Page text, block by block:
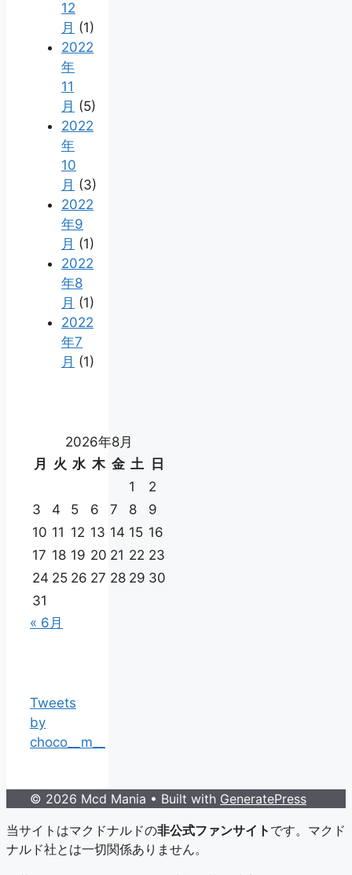
12
月 (1)
2022
年
11
月 (5)
2022
年
10
月 (3)
2022
年9
月 (1)
2022
年8
月 (1)
2022
年7
月 (1)
2026年8月
月
火 水 木 金 土
日
1
2
3
4 5 6 7 8
9
10 11 12 13 14 15 16
17 18 19 20 21 22 23
24 25 26 27 28 29 30
31
« 6月
Tweets
by
choco__m__
© 2026 Mcd Mania • Built with GeneratePress
当サイトはマクドナルドの非公式ファンサイト です。マクド
ナルド社とは一切関係ありません。